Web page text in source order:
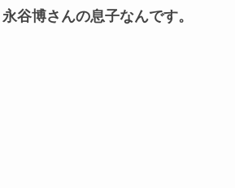
谷博さんの息子なんです。